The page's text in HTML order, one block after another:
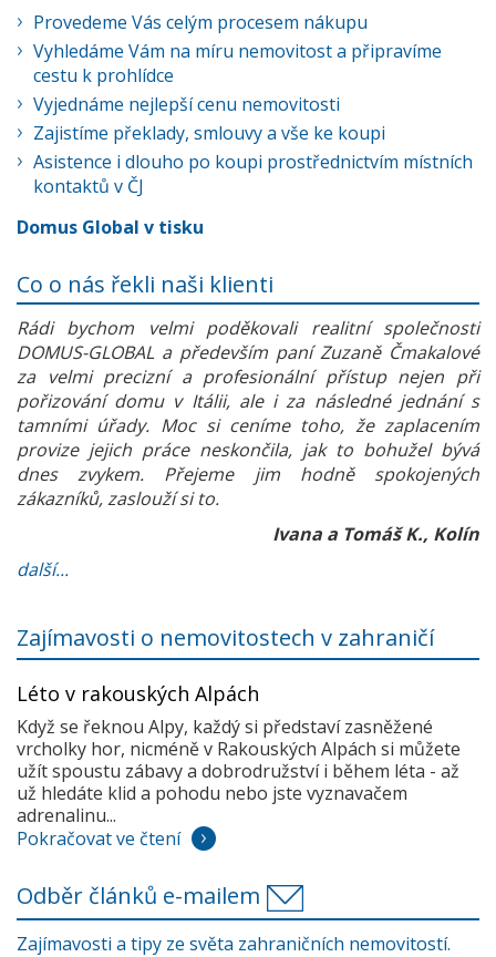
Provedeme Vás celým procesem nákupu
Vyhledáme Vám na míru nemovitost a připravíme
cestu k prohlídce
Vyjednáme nejlepší cenu nemovitosti
Zajistíme překlady, smlouvy a vše ke koupi
Asistence i dlouho po koupi prostřednictvím místních
kontaktů v ČJ
Domus Global v tisku
Co o nás řekli naši klienti
Rádi bychom velmi poděkovali realitní společnosti
DOMUS-GLOBAL a především paní Zuzaně Čmakalové
za velmi precizní a profesionální přístup nejen při
pořizování domu v Itálii, ale i za následné jednání s
tamními úřady. Moc si ceníme toho, že zaplacením
provize jejich práce neskončila, jak to bohužel bývá
dnes zvykem. Přejeme jim hodně spokojených
zákazníků, zaslouží si to.
Ivana a Tomáš K., Kolín
další...
Zajímavosti o nemovitostech v zahraničí
Léto v rakouských Alpách
Když se řeknou Alpy, každý si představí zasněžené
vrcholky hor, nicméně v Rakouských Alpách si můžete
užít spoustu zábavy a dobrodružství i během léta - až
už hledáte klid a pohodu nebo jste vyznavačem
adrenalinu...
Pokračovat ve čtení
Odběr článků e-mailem
Zajímavosti a tipy ze světa zahraničních nemovitostí.